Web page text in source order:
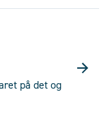
på det og